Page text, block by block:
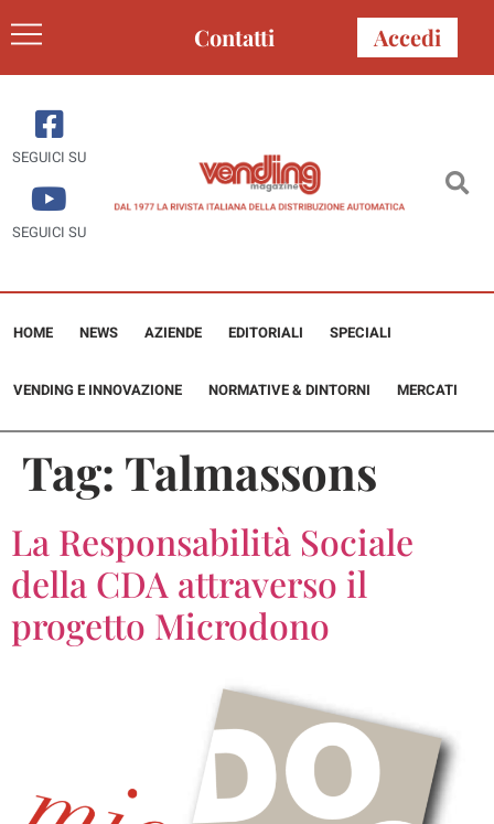
Contatti Accedi
SEGUICI SU
SEGUICI SU
HOME NEWS AZIENDE EDITORIALI SPECIALI
VENDING E INNOVAZIONE NORMATIVE & DINTORNI MERCATI
Tag: Talmassons
La Responsabilità Sociale
della CDA attraverso il
progetto Microdono